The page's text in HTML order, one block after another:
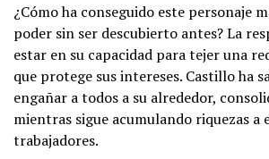
¿Cómo ha conseguido este personaje
poder sin ser descubierto antes? La
estar en su capacidad para tejer una
que protege sus intereses. Castillo ha
engañar a todos a su alrededor,
mientras sigue acumulando riquezas a
trabajadores.